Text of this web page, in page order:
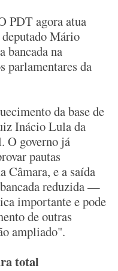
PDT agora atua
Mário
bancada na
parlamentares da
da base de
Inácio Lula da
O governo já
pautas
Câmara, e a saída
reduzida —
importante e pode
de outras
ampliado".
total